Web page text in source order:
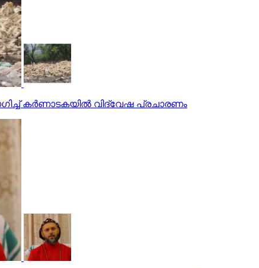
കർണാടകയിൽ വിദ്വേഷ പ്രചാരണം